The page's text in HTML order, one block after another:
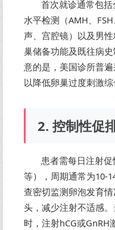
首次就诊通常包
水平检测（AMH、
声、宫腔镜）以及男
巢储备功能及既往病
意的是，美国诊所普
以降低卵巢过度刺激综
2. 控制性促
患者需每日注射
等），周期通常为10-
查密切监测卵泡发育
头，减少注射不适感
时，注射hCG或GnRH